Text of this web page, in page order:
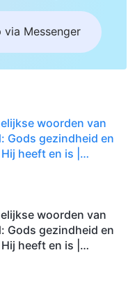
Messenger
woorden van
Gods gezindheid en
heeft en is |
woorden van
Gods gezindheid en
heeft en is |